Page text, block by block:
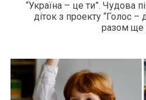
“Україна – це ти”. Чудова
діток з проекту “Голос –
разом ще